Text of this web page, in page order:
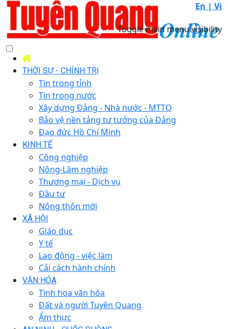
En | Vi
Toggle main menu visibility
THỜI SỰ - CHÍNH TRỊ
Tin trong tỉnh
Tin trong nước
Xây dựng Đảng - Nhà nước - MTTQ
Bảo vệ nền tảng tư tưởng của Đảng
Đạo đức Hồ Chí Minh
KINH TẾ
Công nghiệp
Nông-Lâm nghiệp
Thương mại - Dịch vụ
Đầu tư
Nông thôn mới
XÃ HỘI
Giáo dục
Y tế
Lao động - việc làm
Cải cách hành chính
VĂN HÓA
Tinh hoa văn hóa
Đất và người Tuyên Quang
Ẩm thực